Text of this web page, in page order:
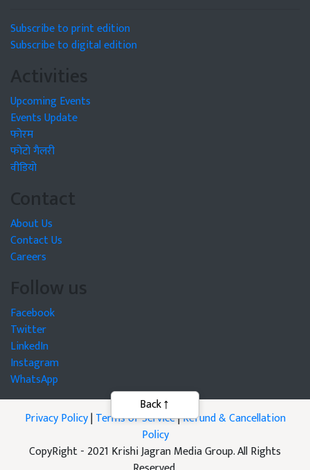
Subscribe to print edition
Subscribe to digital edition
Activities
Upcoming Events
Events Update
फोरम
फोटो गैलरी
वीडियो
Contact
About Us
Contact Us
Careers
Follow us
Facebook
Twitter
LinkedIn
Instagram
WhatsApp
Privacy Policy|Terms of Service|Refund & Cancellation
Policy
CopyRight - 2021 Krishi Jagran Media Group. All Rights